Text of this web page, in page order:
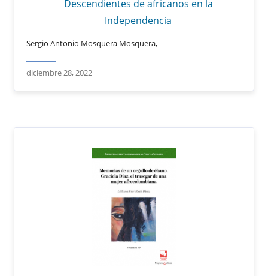
Descendientes de africanos en la
Independencia
Sergio Antonio Mosquera Mosquera,
diciembre 28, 2022